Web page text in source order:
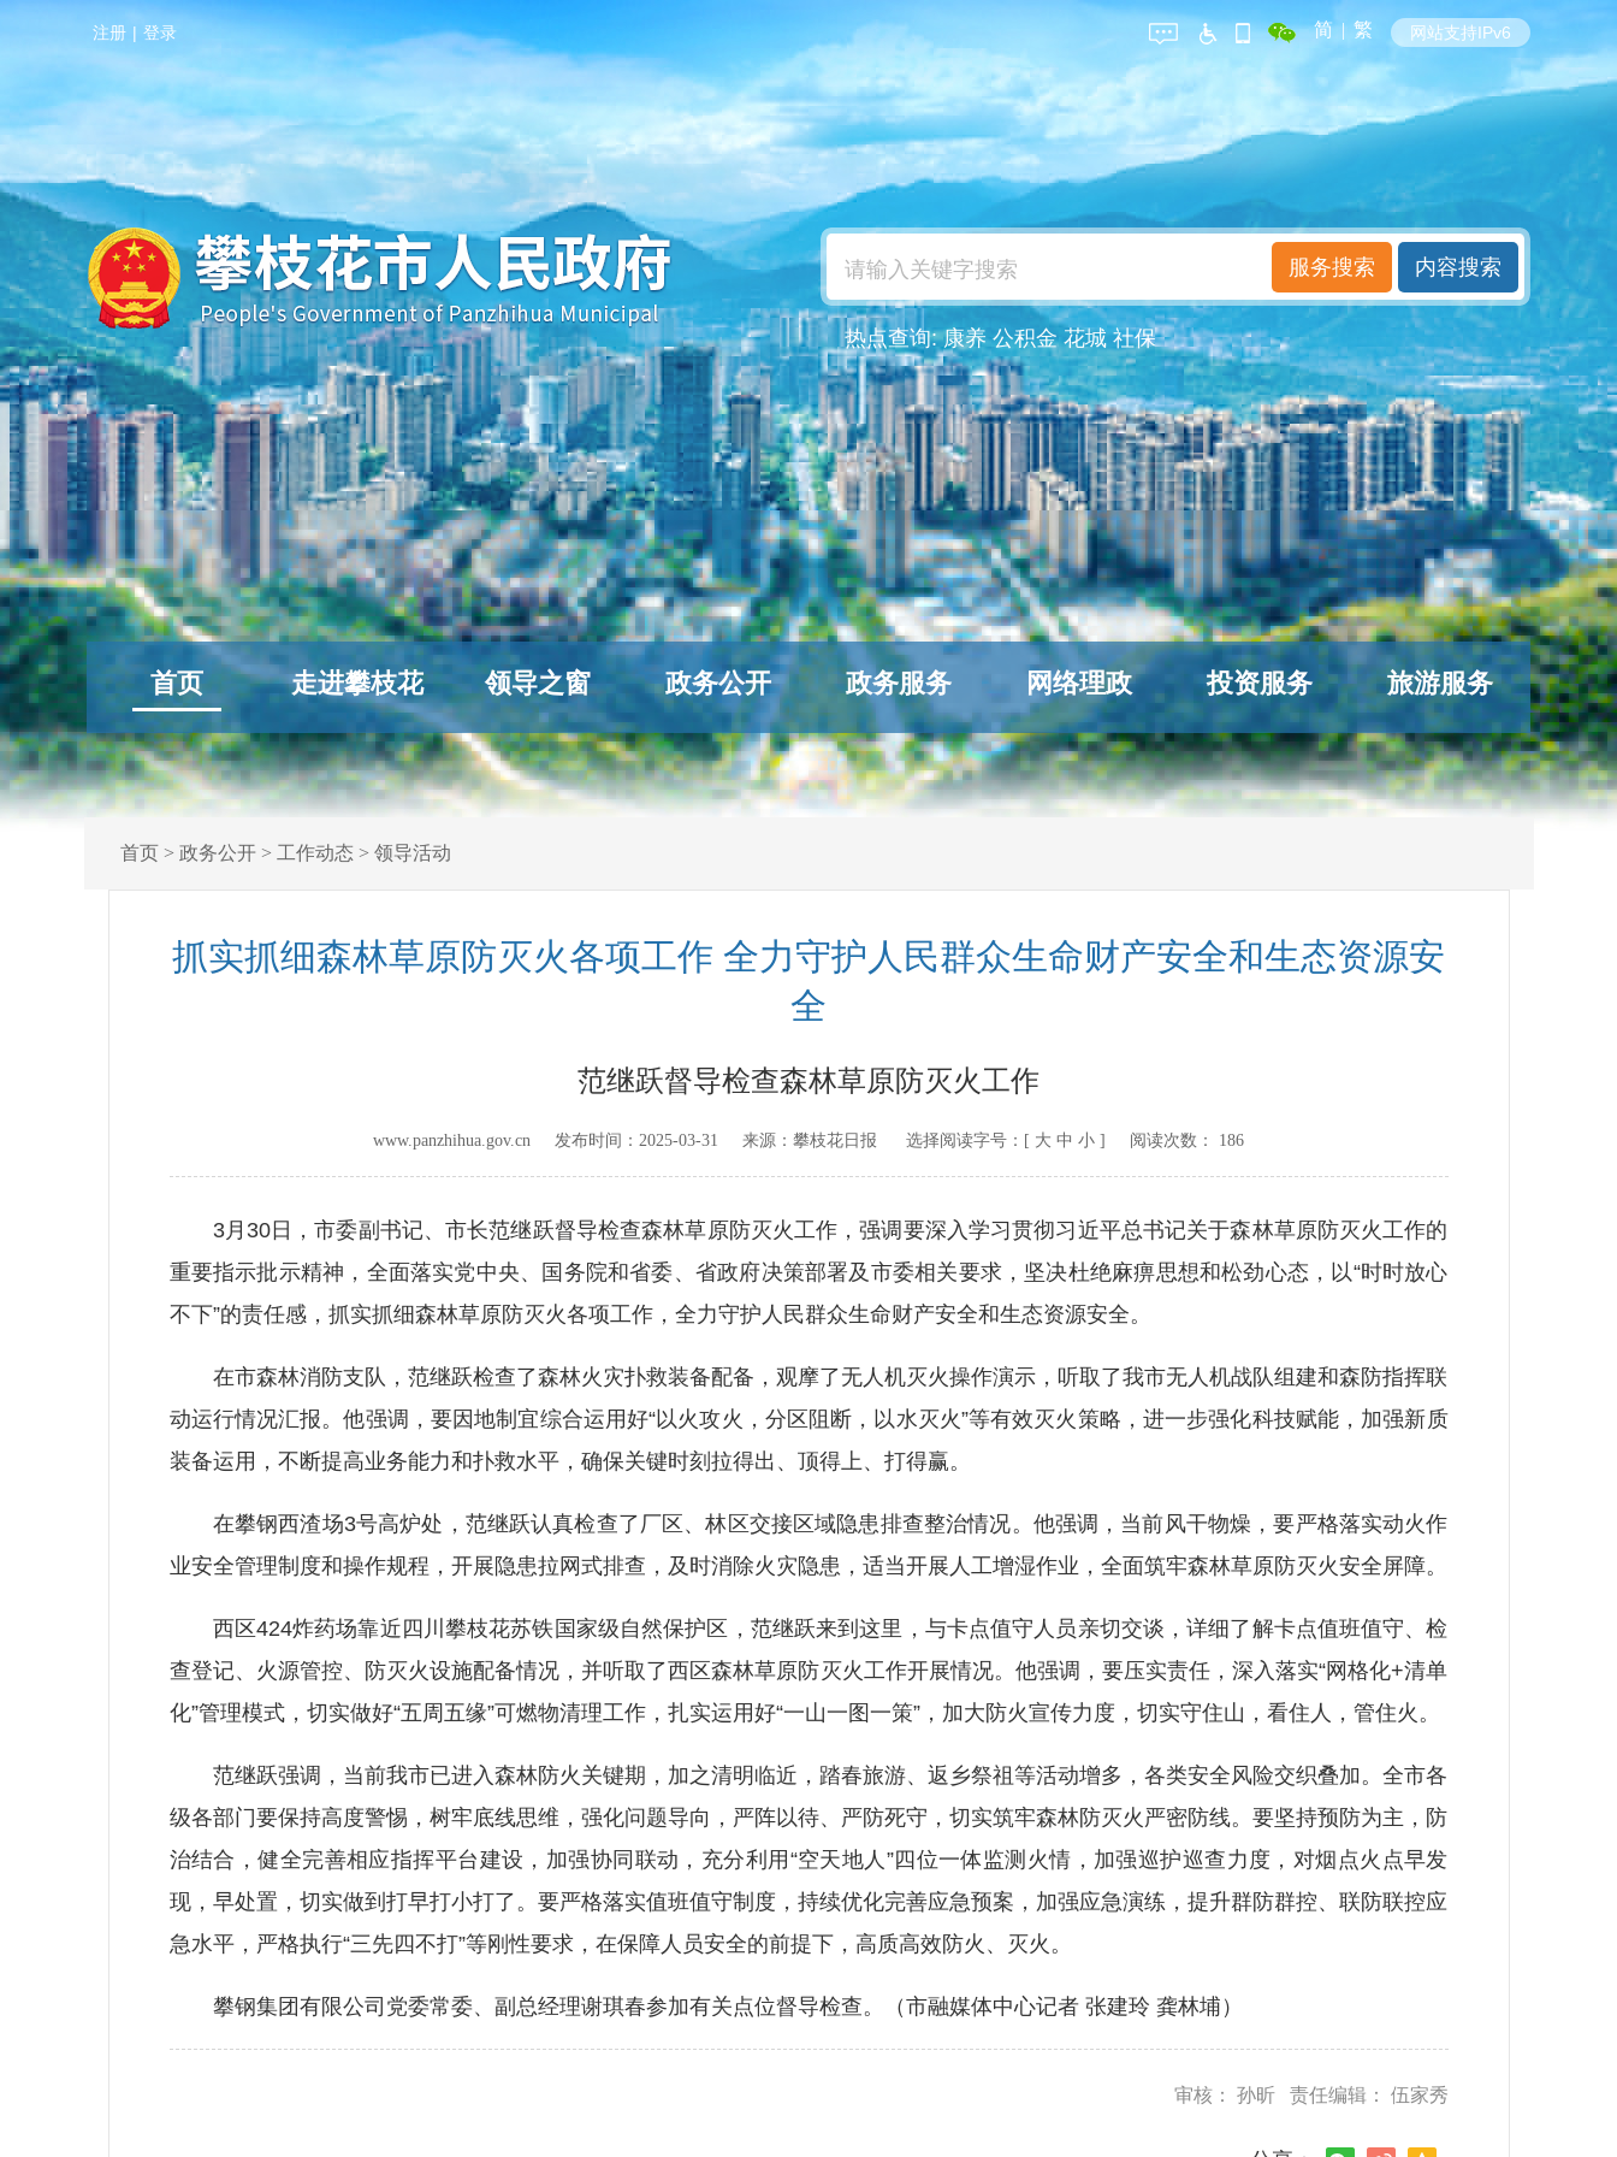
注册 | 登录 简 | 繁 网站支持IPv6
热点查询:康养 公积金 花城 社保
首页 走进攀枝花 领导之窗 政务公开 政务服务 网络理政 投资服务 旅游服务
首页> 政务公开> 工作动态 > 领导活动
抓实抓细森林草原防灭火各项工作 全力守护人民群众生命财产安全和生态资源安
全
范继跃督导检查森林草原防灭火工作
www.panzhihua.gov.cn 发布时间： 2025-03-31 来源： 攀枝花日报 选择阅读字号：[ 大 中 小 ] 阅读次数： 186
3月30日，市委副书记、市长范继跃督导检查森林草原防灭火工作，强调要深入学习贯彻习近平总书记关于森林草原防灭火工作的
重要指示批示精神，全面落实党中央、国务院和省委、省政府决策部署及市委相关要求，坚决杜绝麻痹思想和松劲心态，以“时时放心
不下”的责任感，抓实抓细森林草原防灭火各项工作，全力守护人民群众生命财产安全和生态资源安全。
在市森林消防支队，范继跃检查了森林火灾扑救装备配备，观摩了无人机灭火操作演示，听取了我市无人机战队组建和森防指挥联
动运行情况汇报。他强调，要因地制宜综合运用好“以火攻火，分区阻断，以水灭火”等有效灭火策略，进一步强化科技赋能，加强新质
装备运用，不断提高业务能力和扑救水平，确保关键时刻拉得出、顶得上、打得赢。
在攀钢西渣场3号高炉处，范继跃认真检查了厂区、林区交接区域隐患排查整治情况。他强调，当前风干物燥，要严格落实动火作
业安全管理制度和操作规程，开展隐患拉网式排查，及时消除火灾隐患，适当开展人工增湿作业，全面筑牢森林草原防灭火安全屏障。
西区424炸药场靠近四川攀枝花苏铁国家级自然保护区，范继跃来到这里，与卡点值守人员亲切交谈，详细了解卡点值班值守、检
查登记、火源管控、防灭火设施配备情况，并听取了西区森林草原防灭火工作开展情况。他强调，要压实责任，深入落实“网格化+清单
化”管理模式，切实做好“五周五缘”可燃物清理工作，扎实运用好“一山一图一策”，加大防火宣传力度，切实守住山，看住人，管住火。
范继跃强调，当前我市已进入森林防火关键期，加之清明临近，踏春旅游、返乡祭祖等活动增多，各类安全风险交织叠加。全市各
级各部门要保持高度警惕，树牢底线思维，强化问题导向，严阵以待、严防死守，切实筑牢森林防灭火严密防线。要坚持预防为主，防
治结合，健全完善相应指挥平台建设，加强协同联动，充分利用“空天地人”四位一体监测火情，加强巡护巡查力度，对烟点火点早发
现，早处置，切实做到打早打小打了。要严格落实值班值守制度，持续优化完善应急预案，加强应急演练，提升群防群控、联防联控应
急水平，严格执行“三先四不打”等刚性要求，在保障人员安全的前提下，高质高效防火、灭火。
攀钢集团有限公司党委常委、副总经理谢琪春参加有关点位督导检查。（市融媒体中心记者 张建玲 龚林埔）
审核： 孙昕 责任编辑： 伍家秀